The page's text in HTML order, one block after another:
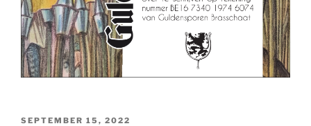
GEPLAATST
SEPTEMBER 15, 2022